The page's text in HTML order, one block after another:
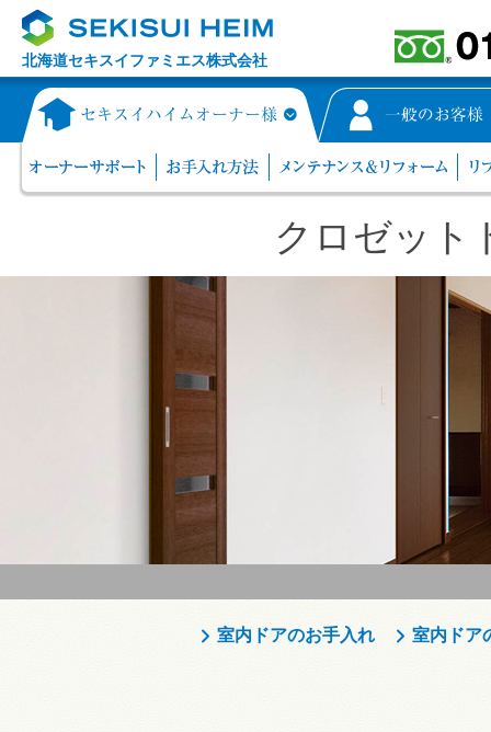
北海道セキスイファミエス株式会社
クロゼット
室内ドアのお手入れ 室内ドア